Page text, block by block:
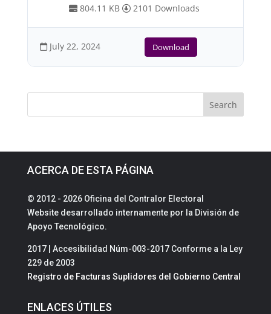
804.11 KB 2101 Downloads
July 22, 2024 Download
ACERCA DE ESTA PÁGINA
© 2012 - 2026 Oficina del Contralor Electoral
Website desarrollado internamente por la División de
Apoyo Tecnológico.
2017 | Accesibilidad Núm-003-2017 Conforme a la Ley
229 de 2003
Registro de Facturas Suplidores del Gobierno Central
ENLACES ÚTILES